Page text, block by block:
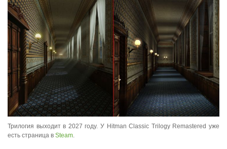
Трилогия выходит в 2027 году. У Hitman Classic Trilogy Remastered уже
есть страница в Steam.